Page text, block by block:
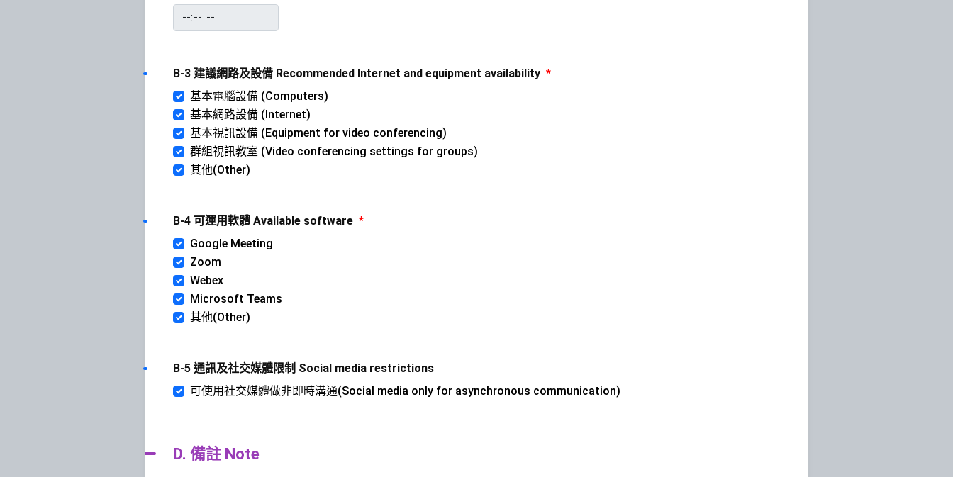
B-3 建議網路及設備 Recommended Internet and equipment availability *
基本電腦設備 (Computers)
基本網路設備 (Internet)
基本視訊設備 (Equipment for video conferencing)
群組視訊教室 (Video conferencing settings for groups)
其他(Other)
B-4 可運用軟體 Available software *
Google Meeting
Zoom
Webex
Microsoft Teams
其他(Other)
B-5 通訊及社交媒體限制 Social media restrictions
可使用社交媒體做非即時溝通(Social media only for asynchronous communication)
D. 備註 Note